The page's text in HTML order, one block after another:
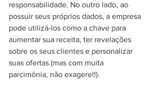
responsabilidade. No outro lado, ao
possuir seus próprios dados, a empresa
pode utilizá-los como a chave para
aumentar sua receita, ter revelações
sobre os seus clientes e personalizar
suas ofertas (mas com muita
parcimônia, não exagere!!).